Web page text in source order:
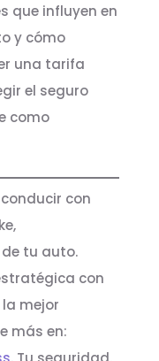
que influyen en
y cómo
una tarifa
el seguro
como
con
tu auto.
con
mejor
más en: